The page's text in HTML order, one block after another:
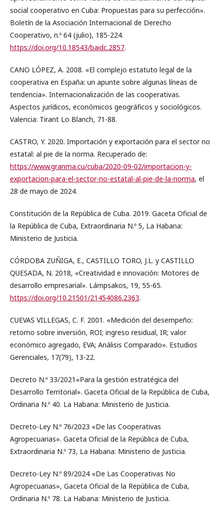
social cooperativo en Cuba: Propuestas para su perfección».
Boletín de la Asociación Internacional de Derecho
Cooperativo, n.º 64 (julio), 185-224.
https://doi.org/10.18543/baidc.2857.
CANO LÓPEZ, A. 2008. «El complejo estatuto legal de la
cooperativa en España: un apunte sobre algunas líneas de
tendencia». Internacionalización de las cooperativas.
Aspectos jurídicos, económicos geográficos y sociológicos.
Valencia: Tirant Lo Blanch, 71-88.
CASTRO, Y. 2020. Importación y exportación para el sector no
estatal: al pie de la norma. Recuperado de:
https://www.granma.cu/cuba/2020-09-02/importacion-y-
exportacion-para-el-sector-no-estatal-al-pie-de-la-norma, el
28 de mayo de 2024.
Constitución de la República de Cuba. 2019. Gaceta Oficial de
la República de Cuba, Extraordinaria N.º 5, La Habana:
Ministerio de Justicia.
CÓRDOBA ZUÑIGA, E., CASTILLO TORO, J.L. y CASTILLO
QUESADA, N. 2018, «Creatividad e innovación: Motores de
desarrollo empresarial». Lámpsakos, 19, 55-65.
https://doi.org/10.21501/21454086.2363.
CUEVAS VILLEGAS, C. F. 2001. «Medición del desempeño:
retorno sobre inversión, ROI; ingreso residual, IR; valor
económico agregado, EVA; Análisis Comparado». Estudios
Gerenciales, 17(79), 13-22.
Decreto N.º 33/2021«Para la gestión estratégica del
Desarrollo Territorial». Gaceta Oficial de la República de Cuba,
Ordinaria N.º 40. La Habana: Ministerio de Justicia.
Decreto-Ley N.º 76/2023 «De las Cooperativas
Agropecuarias». Gaceta Oficial de la República de Cuba,
Extraordinaria N.º 73, La Habana: Ministerio de Justicia.
Decreto-Ley N.º 89/2024 «De Las Cooperativas No
Agropecuarias», Gaceta Oficial de la República de Cuba,
Ordinaria N.º 78. La Habana: Ministerio de Justicia.